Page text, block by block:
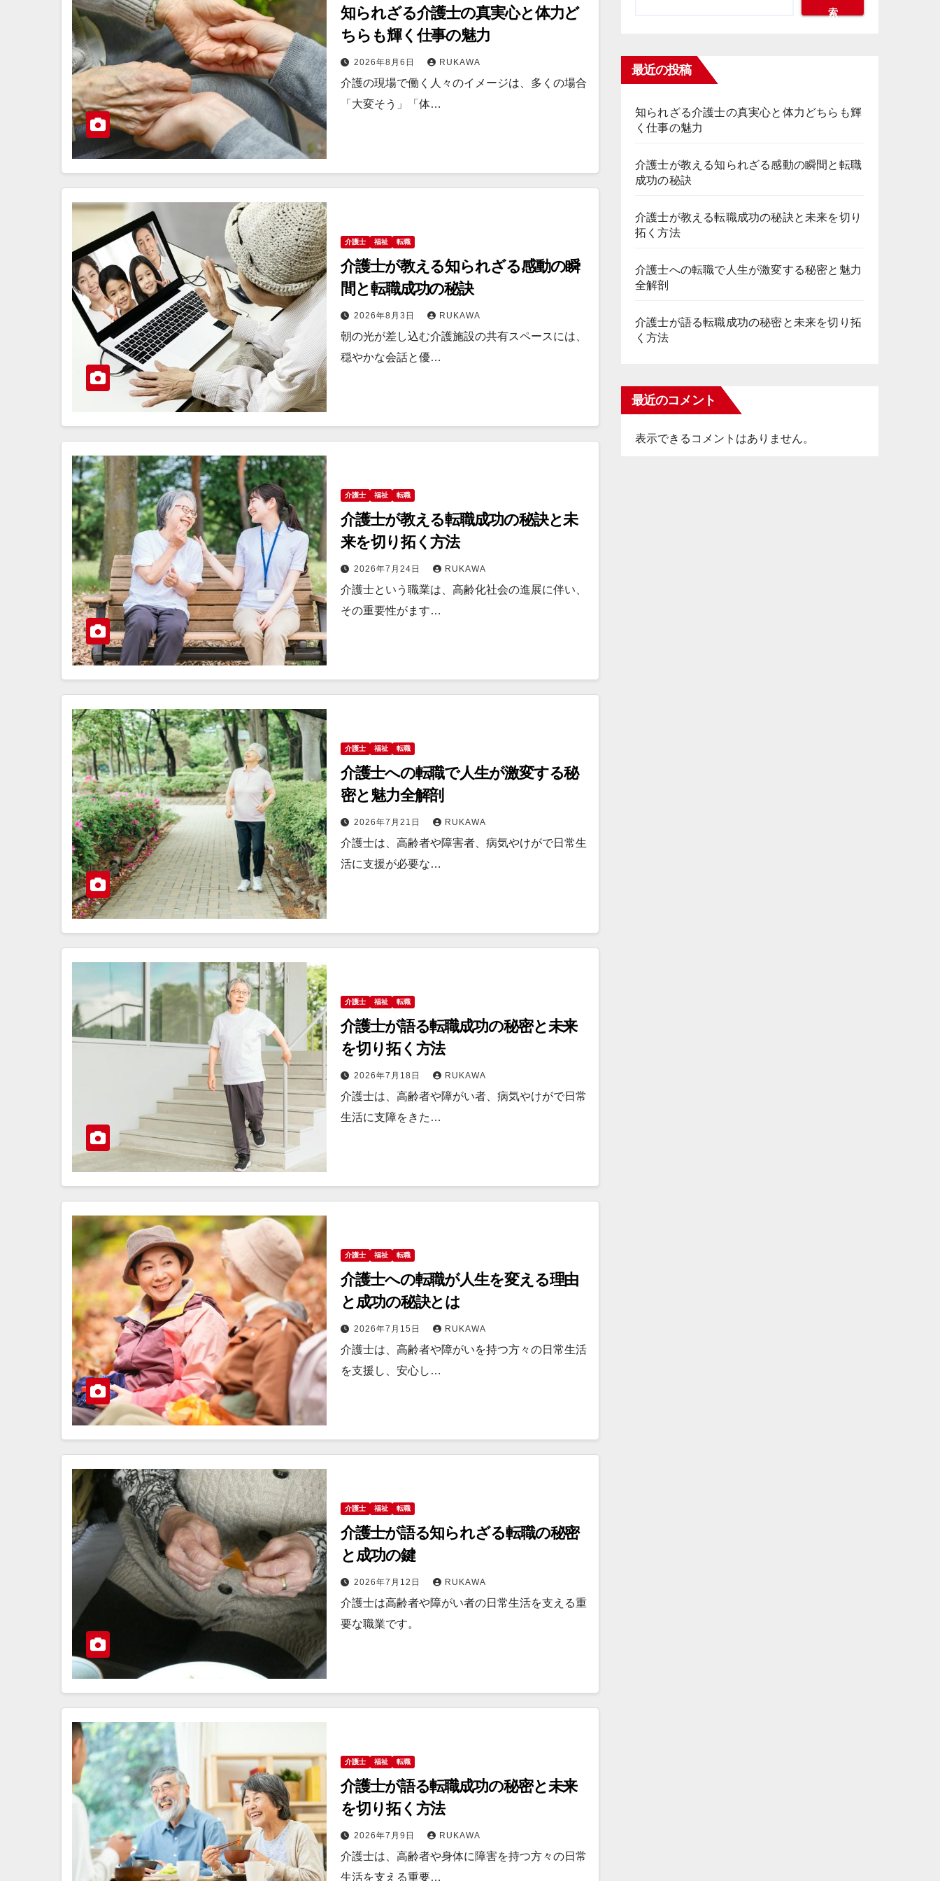
知られざる介護士の真実心と体力ど
ちらも輝く仕事の魅力
2026年8月6日 RUKAWA
介護の現場で働く人々のイメージは、多くの場合
「大変そう」「体…
介護士 福祉 転職
介護士が教える知られざる感動の瞬
間と転職成功の秘訣
2026年8月3日 RUKAWA
朝の光が差し込む介護施設の共有スペースには、
穏やかな会話と優…
介護士 福祉 転職
介護士が教える転職成功の秘訣と未
来を切り拓く方法
2026年7月24日 RUKAWA
介護士という職業は、高齢化社会の進展に伴い、
その重要性がます…
介護士 福祉 転職
介護士への転職で人生が激変する秘
密と魅力全解剖
2026年7月21日 RUKAWA
介護士は、高齢者や障害者、病気やけがで日常生
活に支援が必要な…
介護士 福祉 転職
介護士が語る転職成功の秘密と未来
を切り拓く方法
2026年7月18日 RUKAWA
介護士は、高齢者や障がい者、病気やけがで日常
生活に支障をきた…
介護士 福祉 転職
介護士への転職が人生を変える理由
と成功の秘訣とは
2026年7月15日 RUKAWA
介護士は、高齢者や障がいを持つ方々の日常生活
を支援し、安心し…
介護士 福祉 転職
介護士が語る知られざる転職の秘密
と成功の鍵
2026年7月12日 RUKAWA
介護士は高齢者や障がい者の日常生活を支える重
要な職業です。
介護士 福祉 転職
介護士が語る転職成功の秘密と未来
を切り拓く方法
2026年7月9日 RUKAWA
介護士は、高齢者や身体に障害を持つ方々の日常
生活を支える重要…
索
最近の投稿
知られざる介護士の真実心と体力どちらも輝
く仕事の魅力
介護士が教える知られざる感動の瞬間と転職
成功の秘訣
介護士が教える転職成功の秘訣と未来を切り
拓く方法
介護士への転職で人生が激変する秘密と魅力
全解剖
介護士が語る転職成功の秘密と未来を切り拓
く方法
最近のコメント
表示できるコメントはありません。